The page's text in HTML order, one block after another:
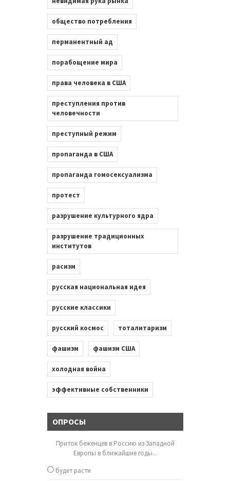
общество потребления
перманентный ад
порабощение мира
права человека в США
преступления против
человечности
преступный режим
пропаганда в США
пропаганда гомосексуализма
протест
разрушение культурного ядра
разрушение традиционных
институтов
расизм
русская национальная идея
русские классики
русский космос тоталитаризм
фашизм фашизм США
холодная война
эффективные собственники
ОПРОСЫ
Приток беженцев в Россию из Западной
Европы в ближайшие годы...
будет расти